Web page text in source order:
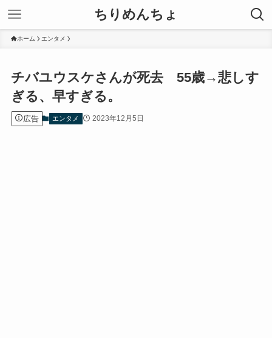
ちりめんちょ
ホーム エンタメ
チバユウスケさんが死去 55歳→悲しす
ぎる、早すぎる。
広告 エンタメ 2023年12月5日